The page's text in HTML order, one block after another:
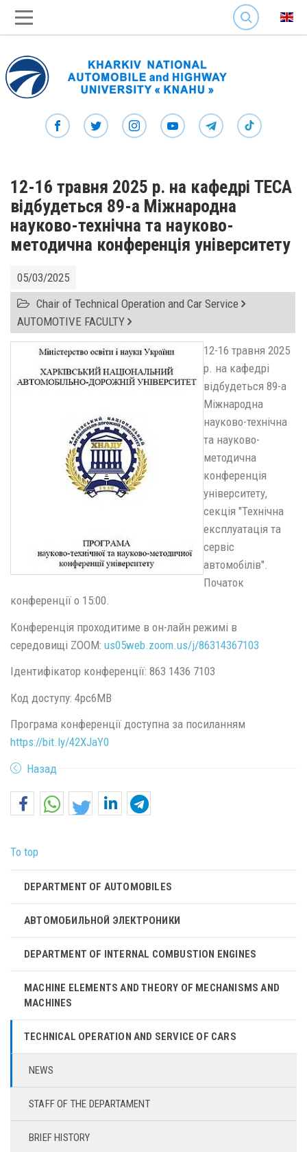
SEARCH
12-16 травня 2025 р. на кафедрі ТЕСА
відбудеться 89-а Міжнародна
науково-технічна та науково-
методична конференція університету
05/03/2025
Chair of Technical Operation and Car Service
AUTOMOTIVE FACULTY
12-16 травня 2025
р. на кафедрі
відбудеться 89-а
Міжнародна
науково-технічна
та науково-
методична
конференція
університету,
секція "Технічна
експлуатація та
сервіс
автомобілів".
Початок
конференції о 15:00.
Конференція проходитиме в он-лайн режимі в
середовищі ZOOM: us05web.zoom.us/j/86314367103
Ідентифікатор конференції: 863 1436 7103
Код доступу: 4pc6MB
Програма конференції доступна за посиланням
https://bit.ly/42XJaY0
Назад
To top
DEPARTMENT OF AUTOMOBILES
АВТОМОБИЛЬНОЙ ЭЛЕКТРОНИКИ
DEPARTMENT OF INTERNAL COMBUSTION ENGINES
MACHINE ELEMENTS AND THEORY OF MECHANISMS AND
MACHINES
TECHNICAL OPERATION AND SERVICE OF CARS
NEWS
STAFF OF THE DEPARTAMENT
BRIEF HISTORY